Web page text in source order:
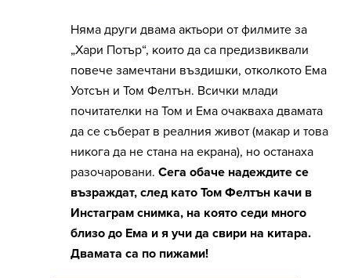
Няма други двама актьори от филмите за
„Хари Потър“, които да са предизвиквали
повече замечтани въздишки, отколкото Ема
Уотсън и Том Фелтън. Всички млади
почитателки на Том и Ема очакваха двамата
да се съберат в реалния живот (макар и това
никога да не стана на екрана), но останаха
разочаровани. Сега обаче надеждите се
възраждат, след като Том Фелтън качи в
Инстаграм снимка, на която седи много
близо до Ема и я учи да свири на китара.
Двамата са по пижами!